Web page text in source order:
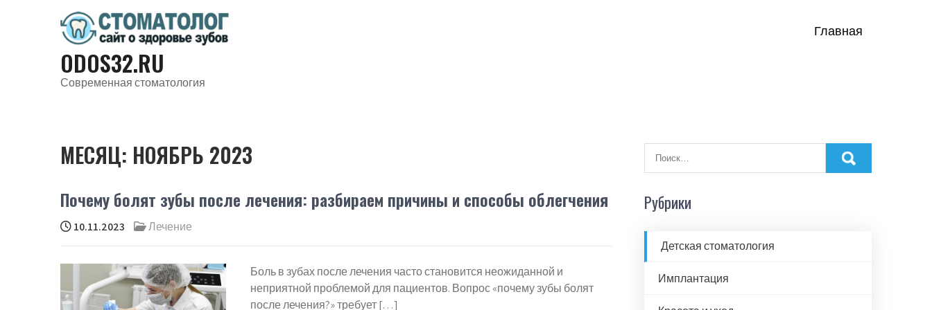
содержимому
ODOS32.RU
Современная стоматология
Главная
МЕСЯЦ: НОЯБРЬ 2023
Почему болят зубы после лечения: разбираем причины и способы облегчения
10.11.2023 Лечение
Боль в зубах после лечения часто становится неожиданной и
неприятной проблемой для пациентов. Вопрос «почему зубы болят
после лечения?» требует […]
Рубрики
Детская стоматология
Имплантация